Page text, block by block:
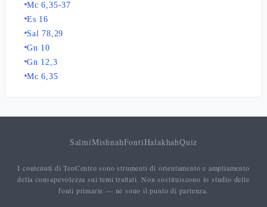
Mc 6,35-37
Es 16
Sal 78,29
Gn 10
Gn 12,3
Mc 6,35
SalmiMishnahFontiHalakhahQuiz
I contenuti di TeoCentro sono strumenti di orientamento e ampliamento
della consapevolezza sui temi trattati. Non sostituiscono lo studio delle
fonti primarie — ne sono il punto di partenza.